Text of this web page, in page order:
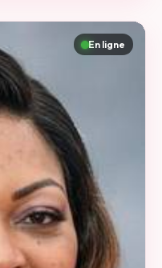
En ligne